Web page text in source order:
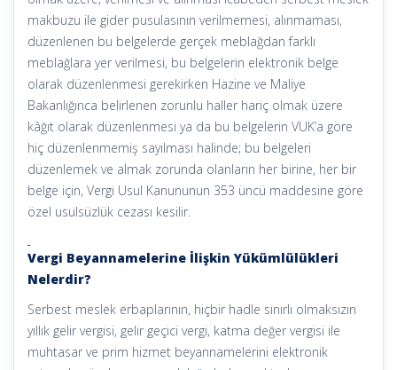
makbuzu ile gider pusulasının verilmemesi, alınmaması,
düzenlenen bu belgelerde gerçek meblağdan farklı
meblağlara yer verilmesi, bu belgelerin elektronik belge
olarak düzenlenmesi gerekirken Hazine ve Maliye
Bakanlığınca belirlenen zorunlu haller hariç olmak üzere
kâğıt olarak düzenlenmesi ya da bu belgelerin VUK’a göre
hiç düzenlenmemiş sayılması halinde; bu belgeleri
düzenlemek ve almak zorunda olanların her birine, her bir
belge için, Vergi Usul Kanununun 353 üncü maddesine göre
özel usulsüzlük cezası kesilir.
Vergi Beyannamelerine İlişkin Yükümlülükleri
Nelerdir?
Serbest meslek erbaplarının, hiçbir hadle sınırlı olmaksızın
yıllık gelir vergisi, gelir geçici vergi, katma değer vergisi ile
muhtasar ve prim hizmet beyannamelerini elektronik